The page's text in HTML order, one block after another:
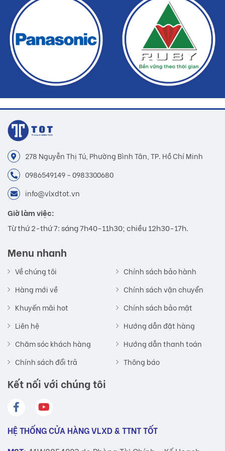
Buildshop cam kết:
Gạch LTH-D04 mà Buildshop bán là sản phẩm chính hãng
Hoàn tiền nếu phát hiện hàng giả, hàng nhái
Dịch vụ nhanh chóng, tiết kiệm thời gian và tiền bạc cho khách
278 Nguyễn Thị Tú, Phường Bình Tân, TP. Hồ Chí Minh
0986549149 - 0983300680
info@vlxdtot.vn
Giờ làm việc:
Từ thứ 2-thứ 7: sáng 7h40-11h30; chiều 12h30-17h.
Menu nhanh
Về chúng tôi
Hàng mới về
Khuyến mãi hot
Liên hệ
Chăm sóc khách hàng
Chính sách đổi trả
Chính sách bảo hành
Chính sách vận chuyển
Chính sách bảo mật
Hướng dẫn đặt hàng
Hướng dẫn thanh toán
Thông báo
Kết nối với chúng tôi
HỆ THỐNG CỬA HÀNG VLXD & TTNT TỐT